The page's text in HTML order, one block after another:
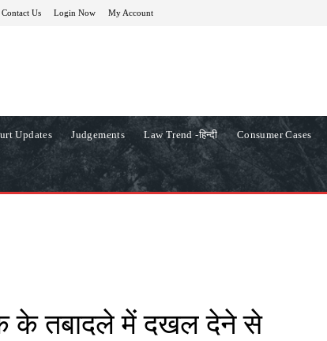
Contact Us Login Now My Account
Updates Judgements Law Trend -हिन्दी Consumer Cases
के तबादले में दखल देने से